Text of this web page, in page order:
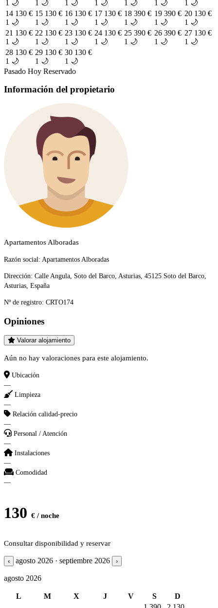
1 🌙 1 🌙 1 🌙 1 🌙 1 🌙 1 🌙
1 🌙
14 130 €
1 🌙
15 130 €
1 🌙
16 130 €
1 🌙
17 130 €
1 🌙
18 390 €
1 🌙
19 390 €
1 🌙
20 130 €
1 🌙
21 130 €
1 🌙
22 130 €
1 🌙
23 130 €
1 🌙
24 130 €
1 🌙
25 390 €
1 🌙
26 390 €
1 🌙
27 130 €
1 🌙
28 130 €
1 🌙
29 130 €
1 🌙
30 130 €
1 🌙
Pasado Hoy Reservado
Información del propietario
Apartamentos Alboradas
Razón social: Apartamentos Alboradas
Dirección: Calle Angula, Soto del Barco, Asturias, 45125 Soto del Barco,
Asturias, España
Nº de registro: CRTO174
Opiniones
Valorar alojamiento
Aún no hay valoraciones para este alojamiento.
Ubicación
—
Limpieza
—
Relación calidad-precio
—
Personal / Atención
—
Instalaciones
—
Comodidad
—
130 € / noche
Consultar disponibilidad y reservar
‹ agosto 2026 · septiembre 2026 ›
agosto 2026
L M X J V S
D